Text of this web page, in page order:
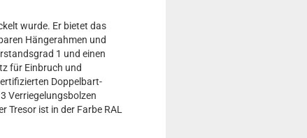
wurde. Er bietet das
Hängerahmen und
1 und einen
für Einbruch und
Doppelbart-
Verriegelungsbolzen
Tresor ist in der Farbe RAL